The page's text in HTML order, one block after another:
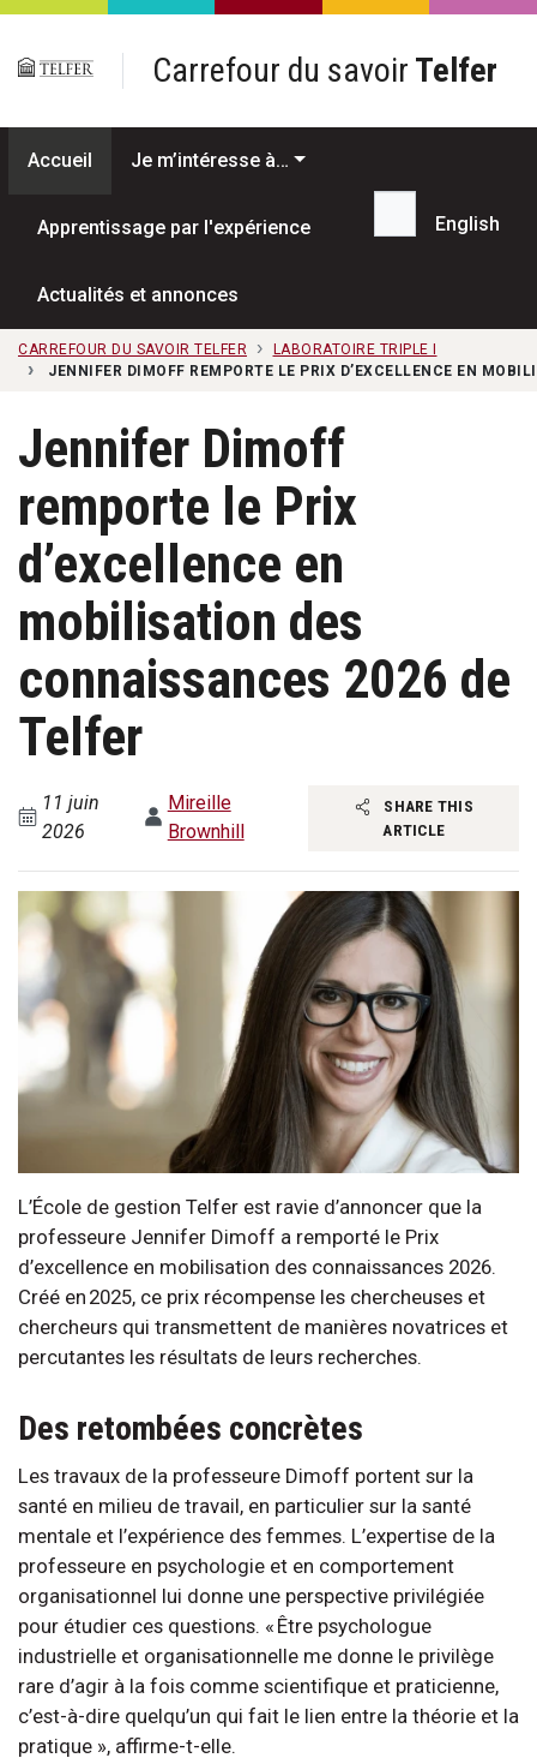
Passer au contenu principal
Carrefour du savoir Telfer
Accueil Je m’intéresse à…
Apprentissage par l'expérience
Actualités et annonces
Recherche...
English
CARREFOUR DU SAVOIR TELFER
LABORATOIRE TRIPLE I
JENNIFER DIMOFF REMPORTE LE PRIX D’EXCELLENCE EN
Jennifer Dimoff
remporte le Prix
d’excellence en
mobilisation des
connaissances 2026 de
Telfer
11 juin
2026
Mireille
Brownhill
SHARE THIS
ARTICLE
L’École de gestion Telfer est ravie d’annoncer que la
professeure Jennifer Dimoff a remporté le Prix
d’excellence en mobilisation des connaissances 2026.
Créé en 2025, ce prix récompense les chercheuses et
chercheurs qui transmettent de manières novatrices et
percutantes les résultats de leurs recherches.
Des retombées concrètes
Les travaux de la professeure Dimoff portent sur la
santé en milieu de travail, en particulier sur la santé
mentale et l’expérience des femmes. L’expertise de la
professeure en psychologie et en comportement
organisationnel lui donne une perspective privilégiée
pour étudier ces questions. « Être psychologue
industrielle et organisationnelle me donne le privilège
rare d’agir à la fois comme scientifique et praticienne,
c’est-à-dire quelqu’un qui fait le lien entre la théorie et la
pratique », affirme-t-elle.